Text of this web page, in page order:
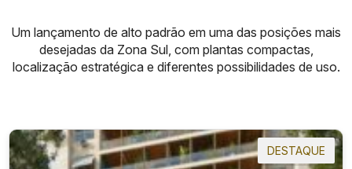
Um lançamento de alto padrão em uma das posições mais
desejadas da Zona Sul, com plantas compactas,
localização estratégica e diferentes possibilidades de uso.
DESTAQUE